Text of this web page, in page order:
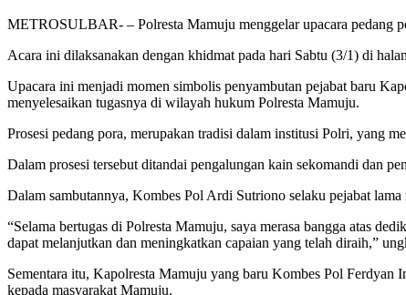
METROSULBAR- – Polresta Mamuju menggelar upacara pedang
Acara ini dilaksanakan dengan khidmat pada hari Sabtu (3/1) di
Upacara ini menjadi momen simbolis penyambutan pejabat baru
menyelesaikan tugasnya di wilayah hukum Polresta Mamuju.
Prosesi pedang pora, merupakan tradisi dalam institusi Polri, yang
Dalam prosesi tersebut ditandai pengalungan kain sekomandi dan
Dalam sambutannya, Kombes Pol Ardi Sutriono selaku pejabat
“Selama bertugas di Polresta Mamuju, saya merasa bangga atas
dapat melanjutkan dan meningkatkan capaian yang telah diraih,”
Sementara itu, Kapolresta Mamuju yang baru Kombes Pol Ferdyan
kepada masyarakat Mamuju.